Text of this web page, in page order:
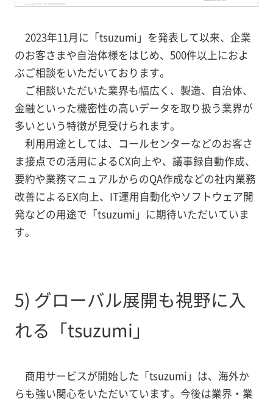
2023年11月に「tsuzumi」を発表して以来、企業
のお客さまや自治体様をはじめ、500件以上におよ
ぶご相談をいただいております。
ご相談いただいた業界も幅広く、製造、自治体、
金融といった機密性の高いデータを取り扱う業界が
多いという特徴が見受けられます。
利用用途としては、コールセンターなどのお客さ
ま接点での活用によるCX向上や、議事録自動作成、
要約や業務マニュアルからのQA作成などの社内業務
改善によるEX向上、IT運用自動化やソフトウェア開
発などの用途で「tsuzumi」に期待いただいていま
す。
5) グローバル展開も視野に入
れる「tsuzumi」
商用サービスが開始した「tsuzumi」は、海外か
らも強い関心をいただいています。今後は業界・業